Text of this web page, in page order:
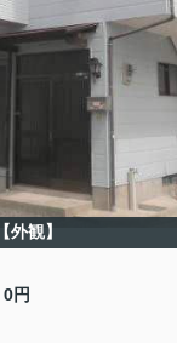
【外観】
0円